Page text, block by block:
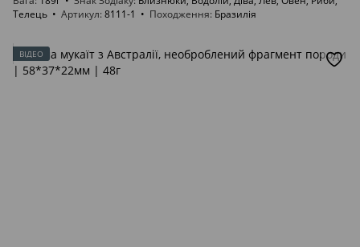
Телець
Артикул 8111-1 Походження Бразилія
ВІДЕО